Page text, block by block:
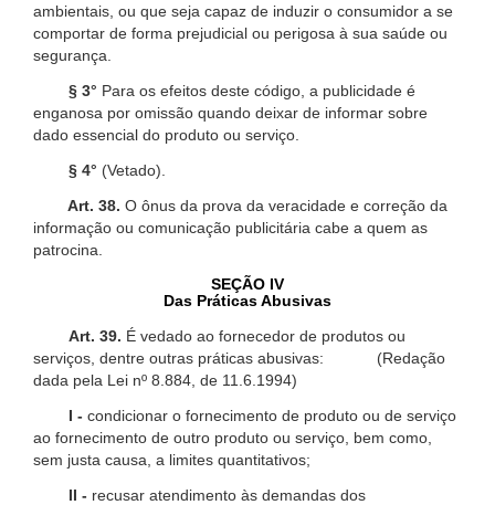
ambientais, ou que seja capaz de induzir o consumidor a se
comportar de forma prejudicial ou perigosa à sua saúde ou
segurança.
§ 3° Para os efeitos deste código, a publicidade é
enganosa por omissão quando deixar de informar sobre
dado essencial do produto ou serviço.
§ 4° (Vetado).
Art. 38. O ônus da prova da veracidade e correção da
informação ou comunicação publicitária cabe a quem as
patrocina.
SEÇÃO IV
Das Práticas Abusivas
Art. 39. É vedado ao fornecedor de produtos ou
serviços, dentre outras práticas abusivas: (Redação
dada pela Lei nº 8.884, de 11.6.1994)
I - condicionar o fornecimento de produto ou de serviço
ao fornecimento de outro produto ou serviço, bem como,
sem justa causa, a limites quantitativos;
II - recusar atendimento às demandas dos